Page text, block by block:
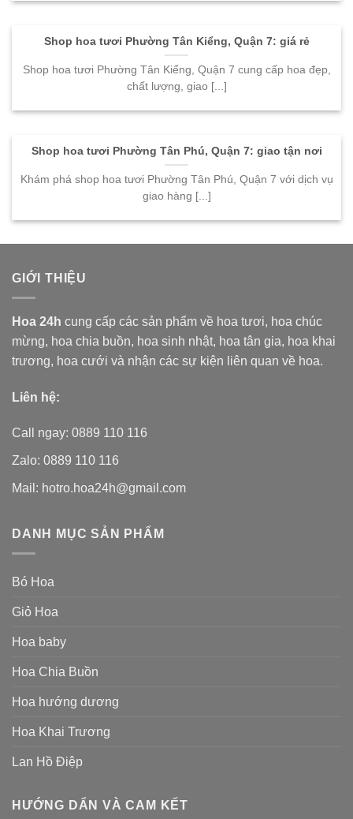
Shop hoa tươi Phường Tân Kiểng, Quận 7: giá rẻ
Shop hoa tươi Phường Tân Kiểng, Quận 7 cung cấp hoa đẹp,
chất lượng, giao [...]
Shop hoa tươi Phường Tân Phú, Quận 7: giao tận nơi
Khám phá shop hoa tươi Phường Tân Phú, Quận 7 với dịch vụ
giao hàng [...]
GIỚI THIỆU
Hoa 24h cung cấp các sản phẩm về hoa tươi, hoa chúc
mừng, hoa chia buồn, hoa sinh nhật, hoa tân gia, hoa khai
trương, hoa cưới và nhận các sự kiện liên quan về hoa.
Liên hệ:
Call ngay: 0889 110 116
Zalo: 0889 110 116
Mail: hotro.hoa24h@gmail.com
DANH MỤC SẢN PHẨM
Bó Hoa
Giỏ Hoa
Hoa baby
Hoa Chia Buồn
Hoa hướng dương
Hoa Khai Trương
Lan Hồ Điệp
HƯỚNG DẨN VÀ CAM KẾT